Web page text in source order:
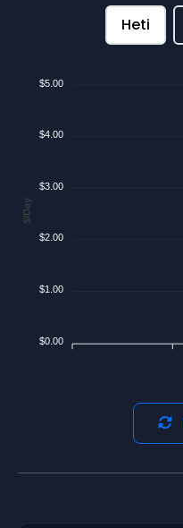
Heti
$5.00
$4.00
$3.00
$2.00
$1.00
$0.00
$/Day